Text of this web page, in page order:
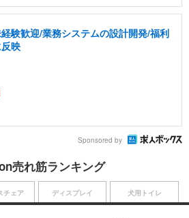
験歓迎/業務システムの設計開発/福利
映
Sponsored by
売れ筋ランキング
チェア ディスプレイ 犬用トイレ